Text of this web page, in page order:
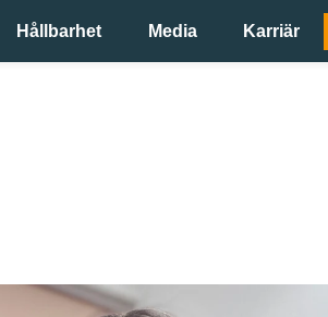
Hållbarhet Media Karriär